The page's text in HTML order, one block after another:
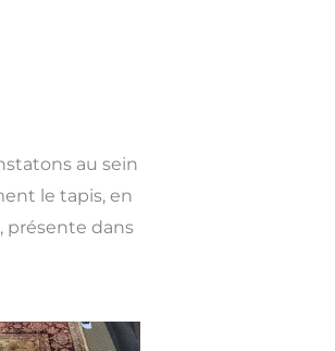
au sein
le tapis, en
présente dans